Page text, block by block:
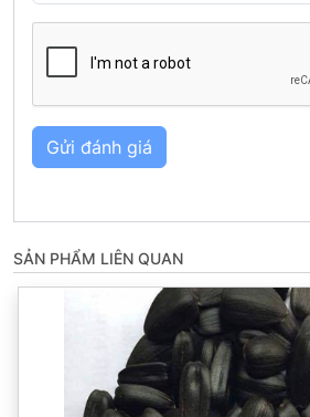
Gửi đánh giá
SẢN PHẨM LIÊN QUAN